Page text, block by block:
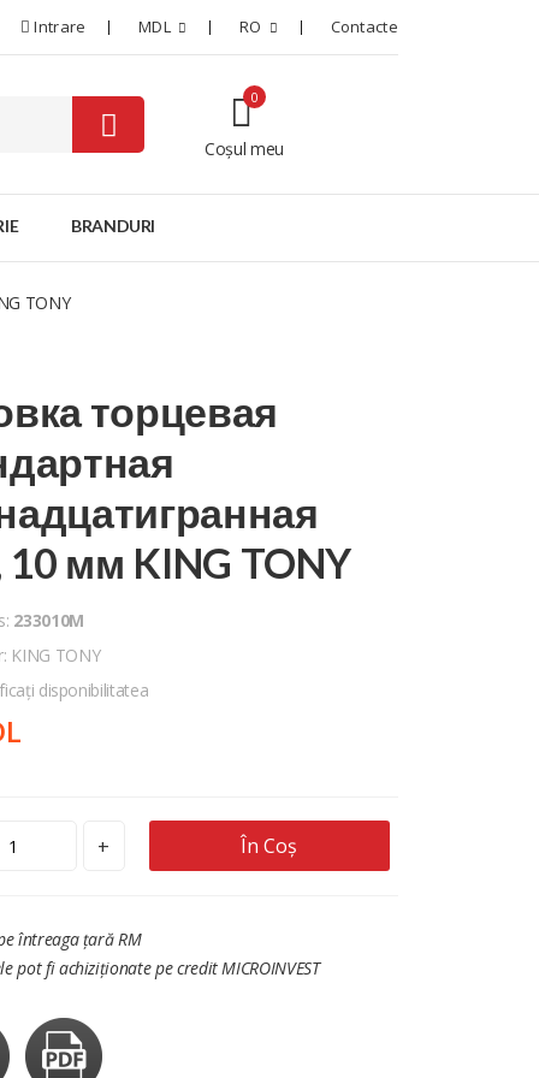
Intrare MDL RO Contacte
Coșul meu
0
BRANDURI
TONY
торцевая
10 мм KING TONY
233010M
KING TONY
disponibilitatea
+ În Coș
întreaga țară RM
pot fi achiziționate pe credit MICROINVEST